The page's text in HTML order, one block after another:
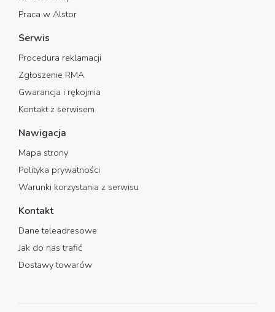
Praca w Alstor
Serwis
Procedura reklamacji
Zgłoszenie RMA
Gwarancja i rękojmia
Kontakt z serwisem
Nawigacja
Mapa strony
Polityka prywatności
Warunki korzystania z serwisu
Kontakt
Dane teleadresowe
Jak do nas trafić
Dostawy towarów